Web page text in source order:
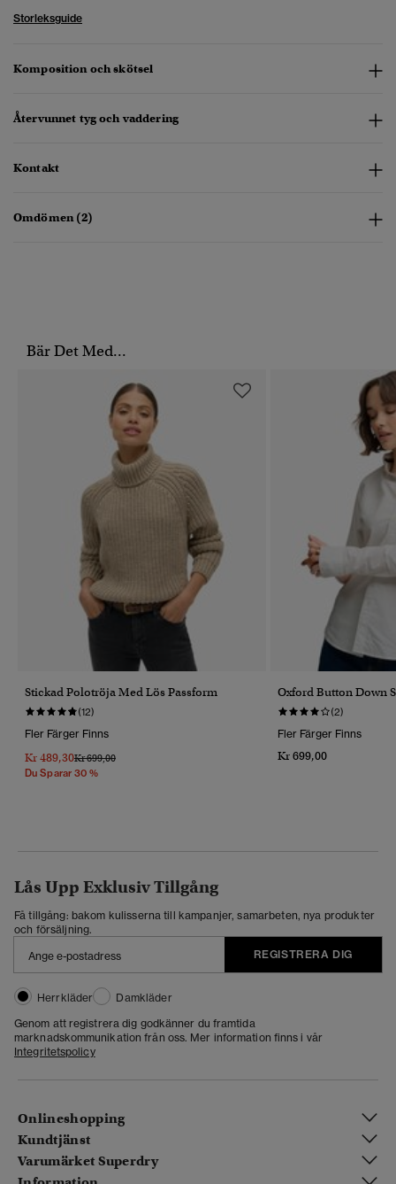
Storleksguide
Komposition och skötsel
Återvunnet tyg och vaddering
Kontakt
Omdömen (2)
Bär Det Med...
Stickad Polotröja Med Lös Passform
(12)
Fler Färger Finns
Kr 489,30Pris Reducerat Från
Kr 699,00Till
Du Sparar 30 %
Oxford Button Down
(2)
Fler Färger Finns
Kr 699,00
Lås Upp Exklusiv Tillgång
Få tillgång: bakom kulisserna till kampanjer, samarbeten, nya produkter
och försäljning.
REGISTRERA DIG
Herrkläder
Damkläder
Genom att registrera dig godkänner du framtida
marknadskommunikation från oss. Mer information finns i vår
Integritetspolicy
Onlineshopping
Kundtjänst
Varumärket Superdry